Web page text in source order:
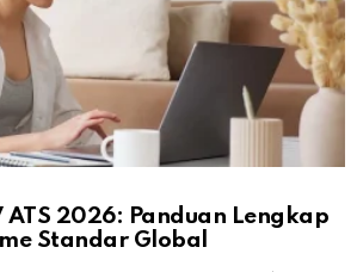
ATS 2026: Panduan Lengkap
Standar Global